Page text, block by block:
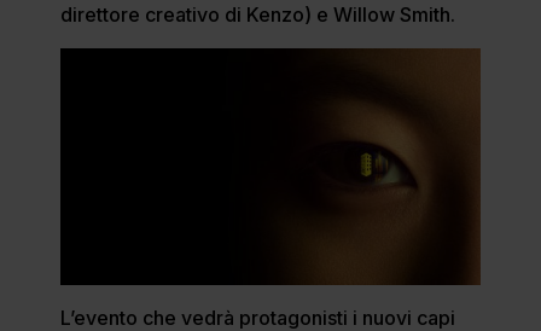
direttore creativo di Kenzo) e Willow Smith.
L’evento che vedrà protagonisti i nuovi capi